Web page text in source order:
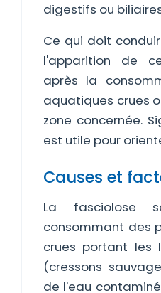
digestifs ou
Ce qui doit
l'apparition de
après la
aquatiques crues
zone concernée.
est utile pour
Causes et
La fasciolose
consommant des
crues portant les
(cressons
de l'eau